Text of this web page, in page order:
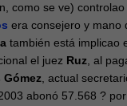
como se ve)
era consejero y mano
también está implicao
el juez Ruz , al
Gómez , actual
abonó 57.568 ?